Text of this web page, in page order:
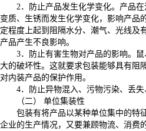
2．防止产品发生化学变化。产品
变质、生锈而发生化学变化，影响产品
定程度上起到阻隔水分、潮气、光线及
产品产生不良影响。
3．防止有害生物对产品的影响。
大的破坏性。这就要求包装能够具有阻
对内装产品的保护作用。
4．防止异物混入、污物污染、丢失
（二） 单位集装性
包装有将产品以某种单位集中的特
企业的生产情况，又要兼顾物流、消费